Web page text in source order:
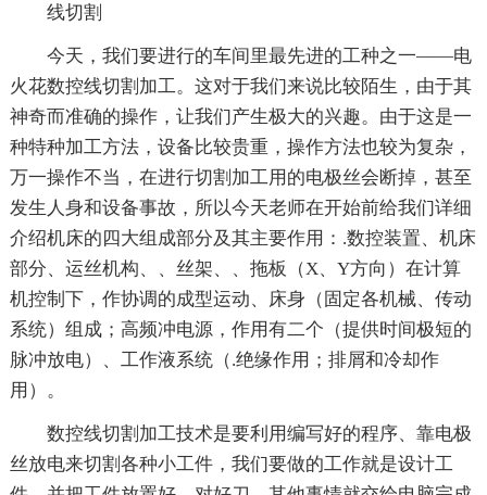
线切割
今天，我们要进行的车间里最先进的工种之一——电
火花数控线切割加工。这对于我们来说比较陌生，由于其
神奇而准确的操作，让我们产生极大的兴趣。由于这是一
种特种加工方法，设备比较贵重，操作方法也较为复杂，
万一操作不当，在进行切割加工用的电极丝会断掉，甚至
发生人身和设备事故，所以今天老师在开始前给我们详细
介绍机床的四大组成部分及其主要作用：.数控装置、机床
部分、运丝机构、、丝架、、拖板（X、Y方向）在计算
机控制下，作协调的成型运动、床身（固定各机械、传动
系统）组成；高频冲电源，作用有二个（提供时间极短的
脉冲放电）、工作液系统（.绝缘作用；排屑和冷却作
用）。
数控线切割加工技术是要利用编写好的程序、靠电极
丝放电来切割各种小工件，我们要做的工作就是设计工